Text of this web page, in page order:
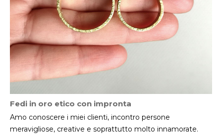
Fedi in oro etico con impronta
Amo conoscere i miei clienti, incontro persone
meravigliose, creative e soprattutto molto innamorate.